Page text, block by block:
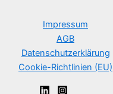
Impressum
AGB
Datenschutzerklärung
Cookie-Richtlinien (EU)